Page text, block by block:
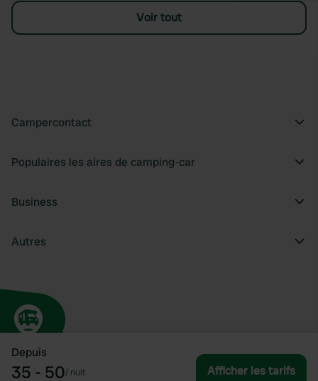
Depuis
35 - 50/ nuit Afficher les tarifs
Voir tout
Campercontact
Populaires les aires de camping-car
Business
Autres